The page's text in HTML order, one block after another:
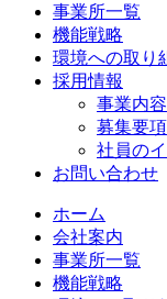
事業所一覧
機能戦略
環境への取り
採用情報
事業内容
募集要項
社員の
お問い合わせ
ホーム
会社案内
事業所一覧
機能戦略